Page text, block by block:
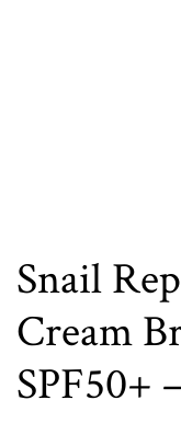
Snail
Cream
SPF50+